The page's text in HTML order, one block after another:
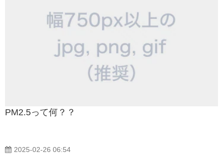
PM2.5って何？？
2025-02-26 06:54